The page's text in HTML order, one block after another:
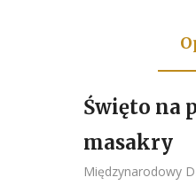
Święto na
masakry
Międzynarodowy